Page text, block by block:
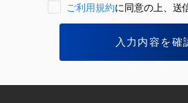
ご利用規約に同意の上、送